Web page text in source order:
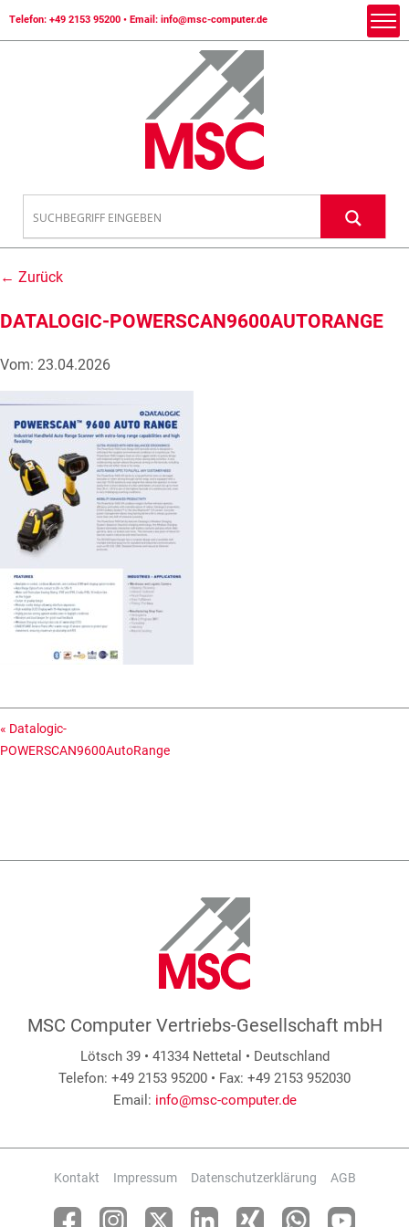
Telefon: +49 2153 95200 • Email: info@msc-computer.de
← Zurück
DATALOGIC-POWERSCAN9600AUTORANGE
Vom: 23.04.2026
« Datalogic-
POWERSCAN9600AutoRange
MSC Computer Vertriebs-Gesellschaft mbH
Lötsch 39 • 41334 Nettetal • Deutschland
Telefon: +49 2153 95200 • Fax: +49 2153 952030
Email: info@msc-computer.de
Kontakt Impressum Datenschutzerklärung AGB